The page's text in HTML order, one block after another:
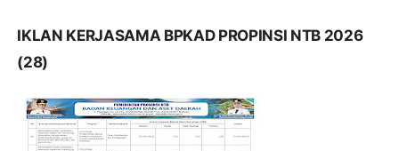
IKLAN KERJASAMA BPKAD PROPINSI NTB 2026
(28)